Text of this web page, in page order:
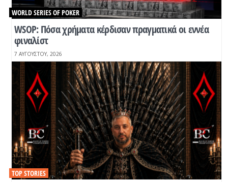
WSOP: Πόσα χρήματα κέρδισαν πραγματικά οι εννέα
φιναλίστ
WORLD SERIES OF POKER
7 ΑΥΓΟΎΣΤΟΥ, 2026
TOP STORIES